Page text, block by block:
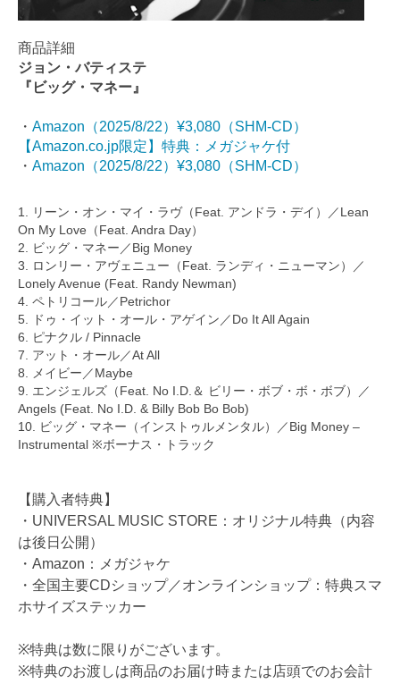
商品詳細
ジョン・バティステ
『ビッグ・マネー』
・ Amazon（2025/8/22）¥3,080（SHM-CD）
【Amazon.co.jp限定】特典：メガジャケ付
・ Amazon（2025/8/22）¥3,080（SHM-CD）
1. リーン・オン・マイ・ラヴ（Feat. アンドラ・デイ）／Lean
On My Love（Feat. Andra Day）
2. ビッグ・マネー／Big Money
3. ロンリー・アヴェニュー（Feat. ランディ・ニューマン）／
Lonely Avenue (Feat. Randy Newman)
4. ペトリコール／Petrichor
5. ドゥ・イット・オール・アゲイン／Do It All Again
6. ピナクル / Pinnacle
7. アット・オール／At All
8. メイビー／Maybe
9. エンジェルズ（Feat. No I.D.＆ ビリー・ボブ・ボ・ボブ）／
Angels (Feat. No I.D. & Billy Bob Bo Bob)
10. ビッグ・マネー（インストゥルメンタル）／Big Money –
Instrumental ※ボーナス・トラック
【購入者特典】
・UNIVERSAL MUSIC STORE：オリジナル特典（内容
は後日公開）
・Amazon：メガジャケ
・全国主要CDショップ／オンラインショップ：特典スマ
ホサイズステッカー
※特典は数に限りがございます。
※特典のお渡しは商品のお届け時または店頭でのお会計